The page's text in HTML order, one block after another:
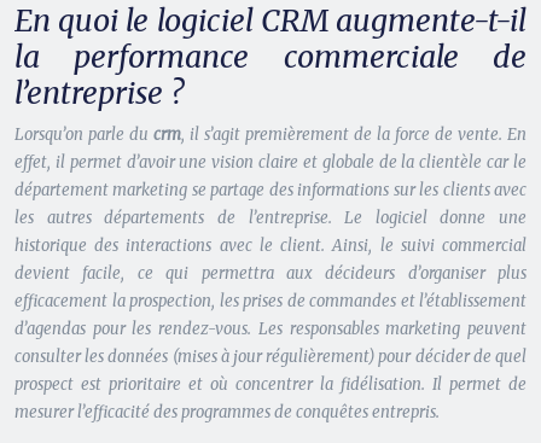
En quoi le logiciel CRM augmente-t-il
la performance commerciale de
l’entreprise ?
Lorsqu’on parle du crm, il s’agit premièrement de la force de vente. En
effet, il permet d’avoir une vision claire et globale de la clientèle car le
département marketing se partage des informations sur les clients avec
les autres départements de l’entreprise. Le logiciel donne une
historique des interactions avec le client. Ainsi, le suivi commercial
devient facile, ce qui permettra aux décideurs d’organiser plus
efficacement la prospection, les prises de commandes et l’établissement
d’agendas pour les rendez-vous. Les responsables marketing peuvent
consulter les données (mises à jour régulièrement) pour décider de quel
prospect est prioritaire et où concentrer la fidélisation. Il permet de
mesurer l’efficacité des programmes de conquêtes entrepris.